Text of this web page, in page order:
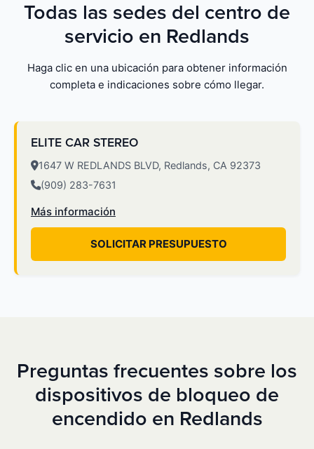
Todas las sedes del centro de
servicio en Redlands
Haga clic en una ubicación para obtener información
completa e indicaciones sobre cómo llegar.
ELITE CAR STEREO
1647 W REDLANDS BLVD, Redlands, CA 92373
(909) 283-7631
Más información
SOLICITAR PRESUPUESTO
Preguntas frecuentes sobre los
dispositivos de bloqueo de
encendido en Redlands